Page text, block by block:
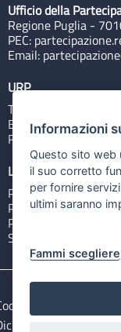
Ufficio della
Regione Puglia -
PEC:
Email:
URP
Tel: 800713939
Email:
Rubrica
Link utili
Portale Istituzionale
PO FESR Puglia
PSR Puglia 2014-2020
Sistema Puglia
e privacy
di
Informazioni
Questo sito web
il suo corretto
per fornire
ultimi saranno
Fammi scegliere